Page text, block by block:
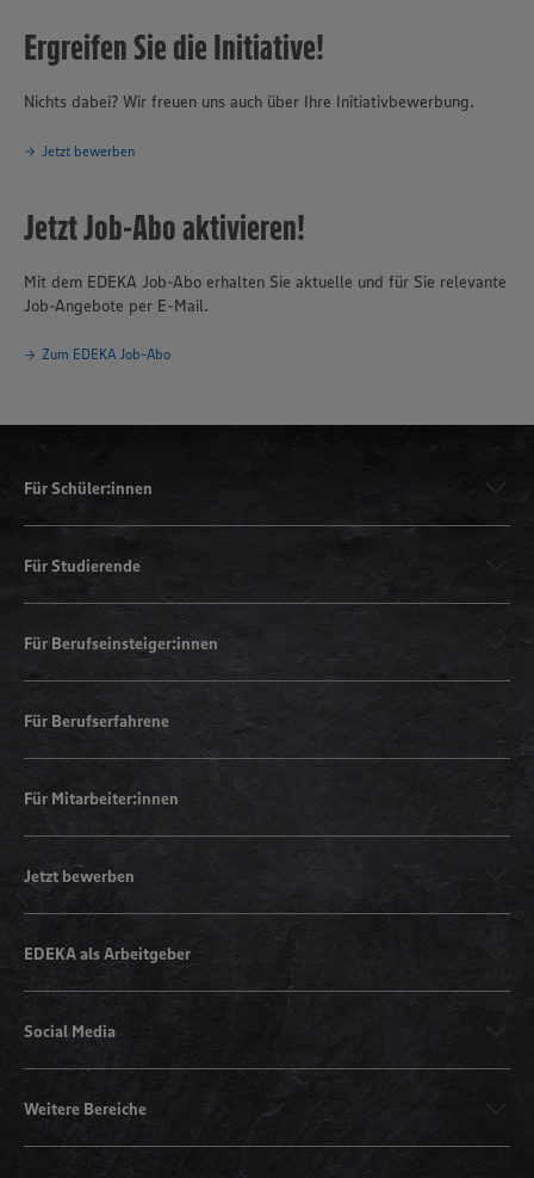
Ergreifen Sie die Initiative!
Nichts dabei? Wir freuen uns auch über Ihre Initiativbewerbung.
Jetzt bewerben
Jetzt Job-Abo aktivieren!
Mit dem EDEKA Job-Abo erhalten Sie aktuelle und für Sie relevante
Job-Angebote per E-Mail.
Zum EDEKA Job-Abo
Für Schüler:innen
Für Studierende
Für Berufseinsteiger:innen
Für Berufserfahrene
Für Mitarbeiter:innen
Jetzt bewerben
EDEKA als Arbeitgeber
Social Media
Weitere Bereiche